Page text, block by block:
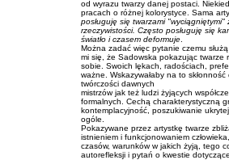
od wyrazu twarzy danej postaci.
pracach o różnej kolorystyce. Sama
posługuję się twarzami
rzeczywistości. Często posługuję się
światło i czasem deformuje
Można zadać więc pytanie czemu
mi się, że Sadowska pokazując twarze
sobie. Swoich lękach, radościach,
ważne. Wskazywałaby na to
twórczości dawnych
mistrzów jak też ludzi żyjących
formalnych. Cechą charakterystyczną
kontemplacyjność, poszukiwanie
ogóle.
Pokazywane przez artystkę twarze
istnieniem i funkcjonowaniem
czasów, warunków w jakich żyją, tego
autorefleksji i pytań o kwestie